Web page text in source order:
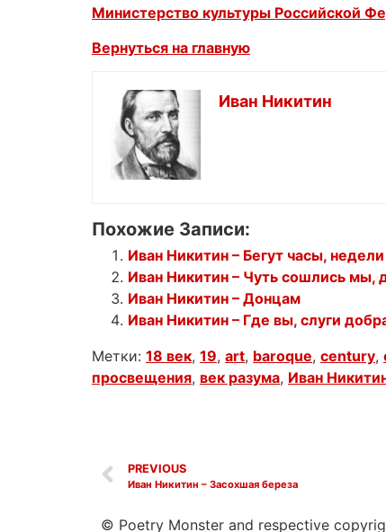
Министерство культуры Российской
Вернуться на главную
Иван Никитин
Похожие Записи:
Иван Никитин – Бегут часы,
Иван Никитин – Чуть сошлись мы,
Иван Никитин – Донцам
Иван Никитин – Где вы, слуги
Метки: 18 век, 19, art, baroque, century,
просвещения, век разума, Иван
PREVIOUS
Иван Никитин – Засохшая береза
© Poetry Monster and respective